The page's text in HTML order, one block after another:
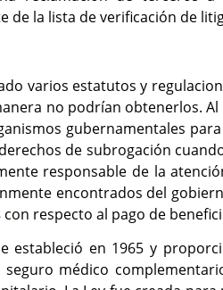
de la lista de verificación de
varios estatutos y
no podrían obtenerlos.
gubernamentales
de subrogación
responsable de la
encontrados del
con respecto al pago de
estableció en 1965 y
médico